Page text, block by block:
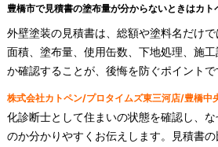
豊橋市で見積書の塗布量が分からないときはカト
外壁塗装の見積書は、総額や塗料名だけ
面積、塗布量、使用缶数、下地処理、施
か確認することが、後悔を防ぐポイントで
株式会社カトペン/プロタイムズ東三河店/豊橋中
化診断士として住まいの状態を確認し、
のか分かりやすくお伝えします。見積書の